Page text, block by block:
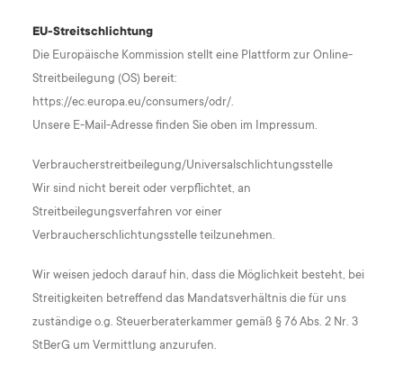
EU-Streitschlichtung
Die Europäische Kommission stellt eine Plattform zur Online-
Streitbeilegung (OS) bereit:
https://ec.europa.eu/consumers/odr/.
Unsere E-Mail-Adresse finden Sie oben im Impressum.
Verbraucher­streit­beilegung/Universal­schlichtungs­stelle
Wir sind nicht bereit oder verpflichtet, an
Streitbeilegungsverfahren vor einer
Verbraucherschlichtungsstelle teilzunehmen.
Wir weisen jedoch darauf hin, dass die Möglichkeit besteht, bei
Streitigkeiten betreffend das Mandatsverhältnis die für uns
zuständige o.g. Steuerberaterkammer gemäß § 76 Abs. 2 Nr. 3
StBerG um Vermittlung anzurufen.